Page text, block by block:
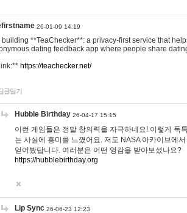
26-01-09 14:19
building **TeaChecker**: a privacy-first service that
dating feedback app where people share
https://teachecker.net/
글달기
Hubble Birthday 26-04-17 15:15
이런 게임들은 정말 창의력을 자극하네요! 이렇게 독
는 사실에 흥미를 느꼈어요. 저도 NASA 아카이브에
얻어봤답니다. 여러분은 어떤 영감을 받아보셨나요?
https://hubblebirthday.org
Lip Sync 26-06-23 12:23